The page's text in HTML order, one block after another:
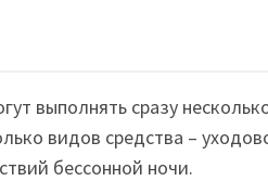
выполнять сразу
видов средства –
бессонной ночи.